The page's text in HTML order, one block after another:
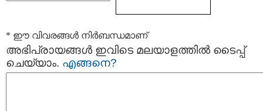
* ഈ വിവരങ്ങള്‍ നിര്‍ബന്ധമാണ്
അഭിപ്രായങ്ങള്‍ ഇവിടെ മലയാളത്തില്‍ ടൈപ്പ്
ചെയ്യാം. എങ്ങനെ?